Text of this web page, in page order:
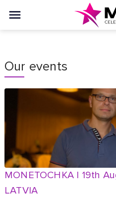
Our events
MONETOCHKA | 19th
LATVIA